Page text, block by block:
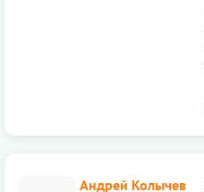
Андрей Колычев